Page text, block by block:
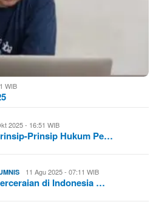
WIB
2025 - 16:51 WIB
Prinsip Hukum Pe…
11 Agu 2025 - 07:11 WIB
di Indonesia …